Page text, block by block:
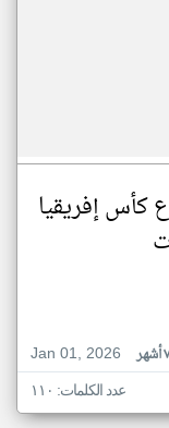
إفريقيا
Jan 01, 2026
عدد الكلمات: ١١٠